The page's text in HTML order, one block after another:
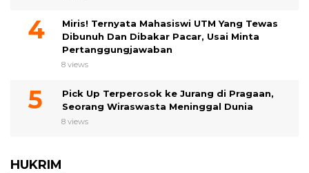
Miris! Ternyata Mahasiswi UTM Yang Tewas
Dibunuh Dan Dibakar Pacar, Usai Minta
Pertanggungjawaban
8 views
Pick Up Terperosok ke Jurang di Pragaan,
Seorang Wiraswasta Meninggal Dunia
8 views
HUKRIM